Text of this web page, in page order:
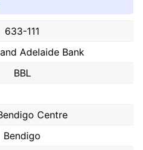
633-111
Adelaide Bank
BBL
Centre
Bendigo